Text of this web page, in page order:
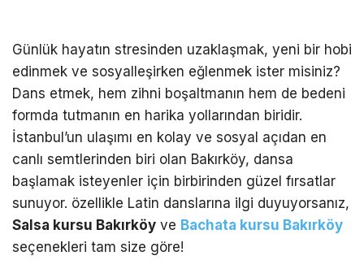
Günlük hayatın stresinden uzaklaşmak, yeni bir hobi
edinmek ve sosyalleşirken eğlenmek ister misiniz?
Dans etmek, hem zihni boşaltmanın hem de bedeni
formda tutmanın en harika yollarından biridir.
İstanbul’un ulaşımı en kolay ve sosyal açıdan en
canlı semtlerinden biri olan Bakırköy, dansa
başlamak isteyenler için birbirinden güzel fırsatlar
sunuyor. özellikle Latin danslarına ilgi duyuyorsanız,
Salsa kursu Bakırköy ve Bachata kursu Bakırköy
seçenekleri tam size göre!